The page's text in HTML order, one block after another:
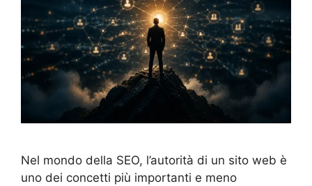
Nel mondo della SEO, l’autorità di un sito web è
uno dei concetti più importanti e meno